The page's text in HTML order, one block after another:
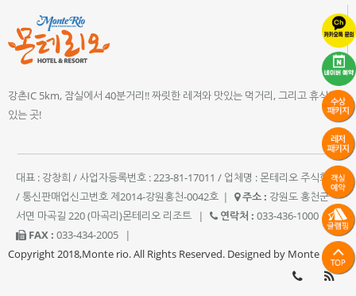
강촌IC 5km, 잠실에서 40분거리!! 짜릿한 레져와 맛있는 먹거리, 그리고 휴식이
있는 곳!
대표 : 강창희 / 사업자등록번호 : 223-81-17011 / 업체명 : 몬테리오 주식회사
/ 통신판매업신고번호 제2014-강원홍천-0042호 | 주소 : 강원도 홍천군
서면 마곡길 220 (마곡리)몬테리오 리조트
| 연락처 : 033-436-1000
|
FAX : 033-434-2005
|
Copyright 2018,Monte rio. All Rights Reserved. Designed by Monte rio.